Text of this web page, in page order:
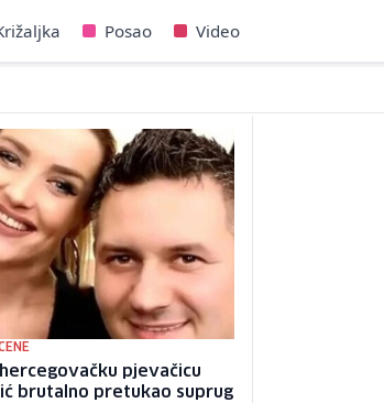
Posao Video
pjevačicu
brutalno pretukao suprug